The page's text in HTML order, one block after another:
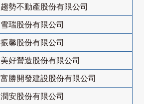
趨勢不動產股份有限公司
雪瑞股份有限公司
振馨股份有限公司
美好營造股份有限公司
富勝開發建設股份有限公司
潤安股份有限公司